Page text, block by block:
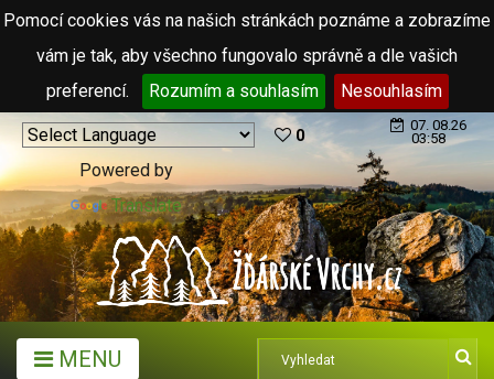
Pomocí cookies vás na našich stránkách poznáme a zobrazíme
vám je tak, aby všechno fungovalo správně a dle vašich
preferencí.
Rozumím a souhlasím Nesouhlasím
Powered by
Translate
0
07. 08.26
03:58
MENU